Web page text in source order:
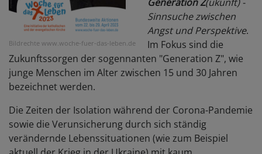
Bildrechte www.woche-fuer-das-leben.de
Sinnsuche zwischen
Angst und Perspektive.
Im Fokus sind die
Zukunftssorgen der sogennanten "Generation Z", wie
junge Menschen im Alter zwischen 15 und 30 Jahren
bezeichnet werden.
Die Zeiten der Isolation während der Corona-Pandemie
sowie die Verunsicherung durch sich ständig
verändernde Lebenssituationen (wie zum Beispiel